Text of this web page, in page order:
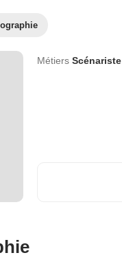
Métiers Scénariste